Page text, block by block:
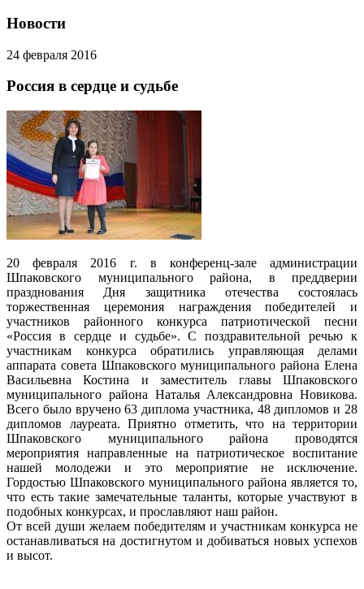
Новости
24 февраля 2016
Россия в сердце и судьбе
20 февраля 2016 г. в конференц-зале администрации
Шпаковского муниципального района, в преддверии
празднования Дня защитника отечества состоялась
торжественная церемония награждения победителей и
участников районного конкурса патриотической песни
«Россия в сердце и судьбе». С поздравительной речью к
участникам конкурса обратились управляющая делами
аппарата совета Шпаковского муниципального района Елена
Васильевна Костина и заместитель главы Шпаковского
муниципального района Наталья Александровна Новикова.
Всего было вручено 63 диплома участника, 48 дипломов и 28
дипломов лауреата. Приятно отметить, что на территории
Шпаковского муниципального района проводятся
мероприятия направленные на патриотическое воспитание
нашей молодежи и это мероприятие не исключение.
Гордостью Шпаковского муниципального района является то,
что есть такие замечательные таланты, которые участвуют в
подобных конкурсах, и прославляют наш район.
От всей души желаем победителям и участникам конкурса не
останавливаться на достигнутом и добиваться новых успехов
и высот.